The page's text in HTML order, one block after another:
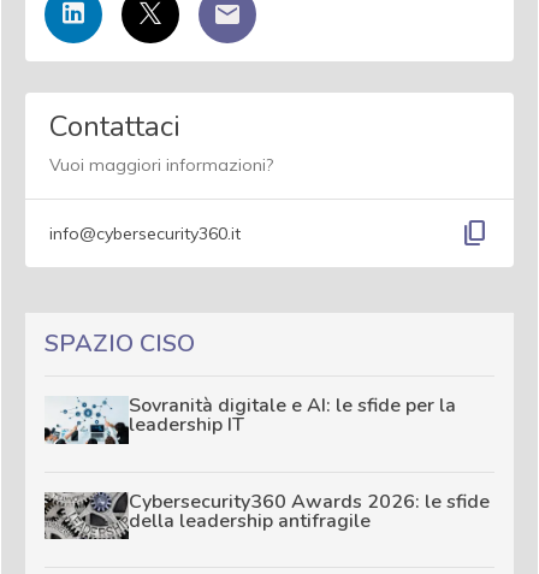
Contattaci
Vuoi maggiori informazioni?
info@cybersecurity360.it content_copy
SPAZIO CISO
Sovranità digitale e AI: le sfide per la
leadership IT
Cybersecurity360 Awards 2026: le sfide
della leadership antifragile